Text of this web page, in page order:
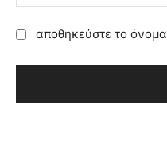
:
αποθηκεύστε το